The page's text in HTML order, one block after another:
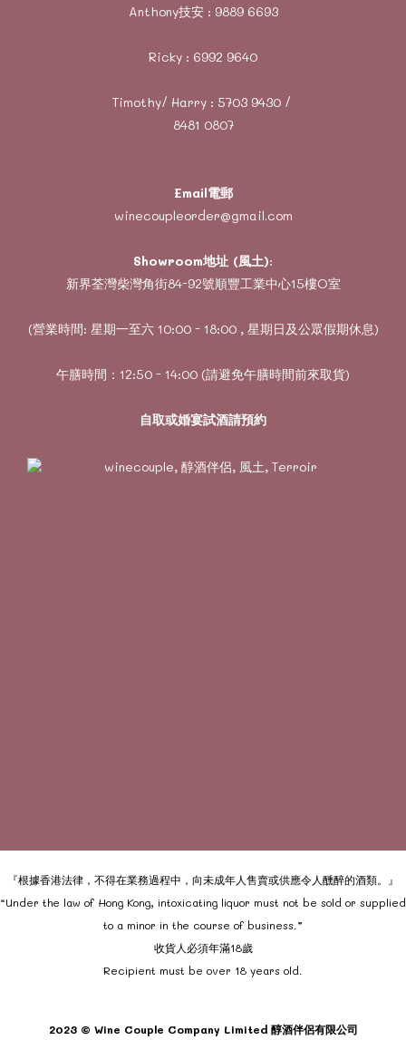
Anthony技安 : 9889 6693
Ricky : 6992 9640
Timothy/ Harry : 5703 9430/
8481 0807
Email電郵
winecoupleorder@gmail.com
Showroom地址 (風土):
新界荃灣柴灣角街84-92號順豐工業中心15樓O室
(營業時間: 星期一至六 10:00 - 18:00 , 星期日及公眾假期休息)
午膳時間：12:50 - 14:00 (請避免午膳時間前來取貨)
自取或婚宴試酒請預約
『根據香港法律，不得在業務過程中，向未成年人售賣或供應令人醺醉的酒類。』
“Under the law of Hong Kong, intoxicating liquor must not be sold or supplied
to a minor in the course of business.”
收貨人必須年滿18歲
Recipient must be over 18 years old.
2023 © Wine Couple Company Limited 醇酒伴侶有限公司